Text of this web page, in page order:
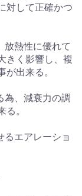
対して正確かつ
放熱性に優れて
きく影響し、複
出来る。
為、減衰力の調
る。
るエアレーショ